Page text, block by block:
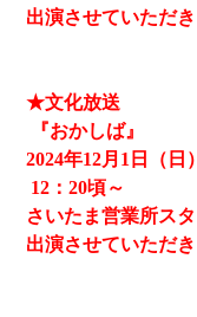
出演させていただ
★文化放送
『おかしば』
2024年12月1日（日）
12 ：20頃～
さいたま営業所ス
出演させていただ